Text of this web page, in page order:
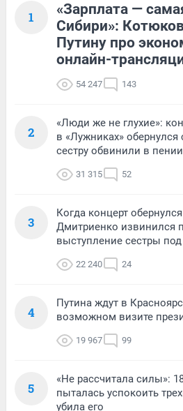
1
«Зарплата —
Сибири»:
Путину про
онлайн-
54 247 143
2
«Люди же не глухие»:
в «Лужниках»
сестру обвинили в
31 315 52
3
Когда концерт
Дмитриенко извинился
выступление сестры под
22 240 24
4
Путина ждут в
возможном визите
19 967 99
5
«Не рассчитала силы»:
пыталась успокоить
убила его